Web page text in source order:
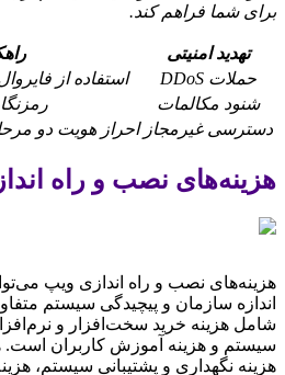
برای شما فراهم کند.
تهدید امنیتی
حملات DDoS
استفاده از
شنود مکالمات
دسترسی غیرمجاز احراز هویت دو
هزینه‌های نصب و راه
هزینه‌های نصب و راه اندازی ویپ
اندازه سازمان و پیچیدگی سیستم
شامل هزینه خرید سخت‌افزار و
سیستم و هزینه آموزش کاربران
هزینه نگهداری و پشتیبانی سیستم،